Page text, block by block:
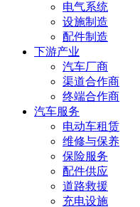
电气系统
设施制造
配件制造
下游产业
汽车厂商
渠道合作商
终端合作商
汽车服务
电动车租赁
维修与保养
保险服务
配件供应
道路救援
充电设施